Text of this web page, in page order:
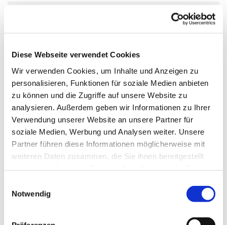
Diese Webseite verwendet Cookies
Wir verwenden Cookies, um Inhalte und Anzeigen zu
personalisieren, Funktionen für soziale Medien anbieten
zu können und die Zugriffe auf unsere Website zu
analysieren. Außerdem geben wir Informationen zu Ihrer
Verwendung unserer Website an unsere Partner für
soziale Medien, Werbung und Analysen weiter. Unsere
Partner führen diese Informationen möglicherweise mit
weiteren Daten zusammen, die Sie ihnen bereitgestellt
Notwendig
Mittwoch, 13. Oktober 2027, 19:30 -
Gemeindehaus Schwenningdorf, Am
Gemeindehaus 33, 32289
Rödinghausen
CVJM
Der Treff "nur" für Männer an jedem 2 Mittwoch im
Monat.